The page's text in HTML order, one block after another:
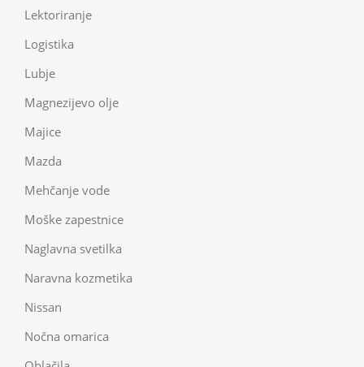
Lektoriranje
Logistika
Lubje
Magnezijevo olje
Majice
Mazda
Mehčanje vode
Moške zapestnice
Naglavna svetilka
Naravna kozmetika
Nissan
Nočna omarica